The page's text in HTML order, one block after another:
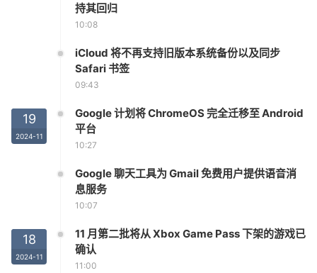
持其回归
10:08
iCloud 将不再支持旧版本系统备份以及同步
Safari 书签
09:43
19
2024-11
Google 计划将 ChromeOS 完全迁移至 Android
平台
10:27
Google 聊天工具为 Gmail 免费用户提供语音消
息服务
10:07
18
2024-11
11 月第二批将从 Xbox Game Pass 下架的游戏已
确认
11:00